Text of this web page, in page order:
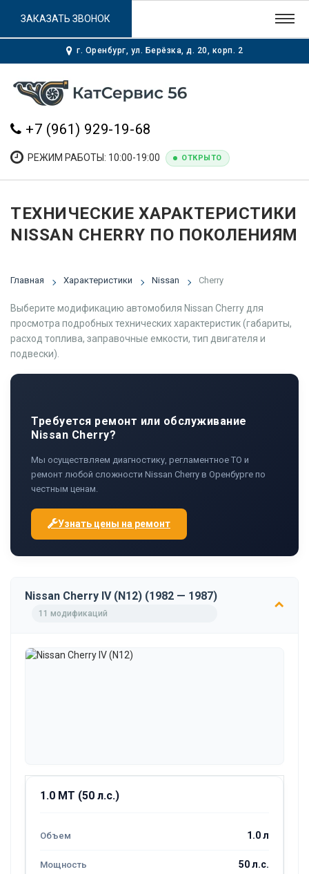
г. Оренбург, ул. Берёзка, д. 20, корп. 2
+7 (961) 929-19-68
РЕЖИМ РАБОТЫ: 10:00-19:00 ОТКРЫТО
ЗАКАЗАТЬ ЗВОНОК
ТЕХНИЧЕСКИЕ ХАРАКТЕРИСТИКИ
NISSAN CHERRY ПО ПОКОЛЕНИЯМ
Главная Характеристики Nissan Cherry
Выберите модификацию автомобиля Nissan Cherry для
просмотра подробных технических характеристик (габариты,
расход топлива, заправочные емкости, тип двигателя и
подвески).
Требуется ремонт или обслуживание
Nissan Cherry?
Мы осуществляем диагностику, регламентное ТО и
ремонт любой сложности Nissan Cherry в Оренбурге по
честным ценам.
Узнать цены на ремонт
Nissan Cherry IV (N12) (1982 — 1987)
11 модификаций
1.0 MT (50 л.с.)
1.0 л
50 л.с.